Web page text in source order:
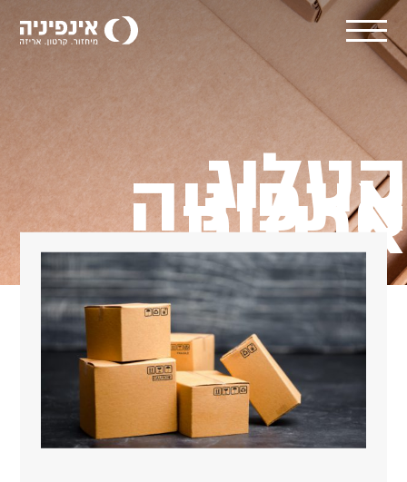
קטלוג
אינפיניה
אריזות